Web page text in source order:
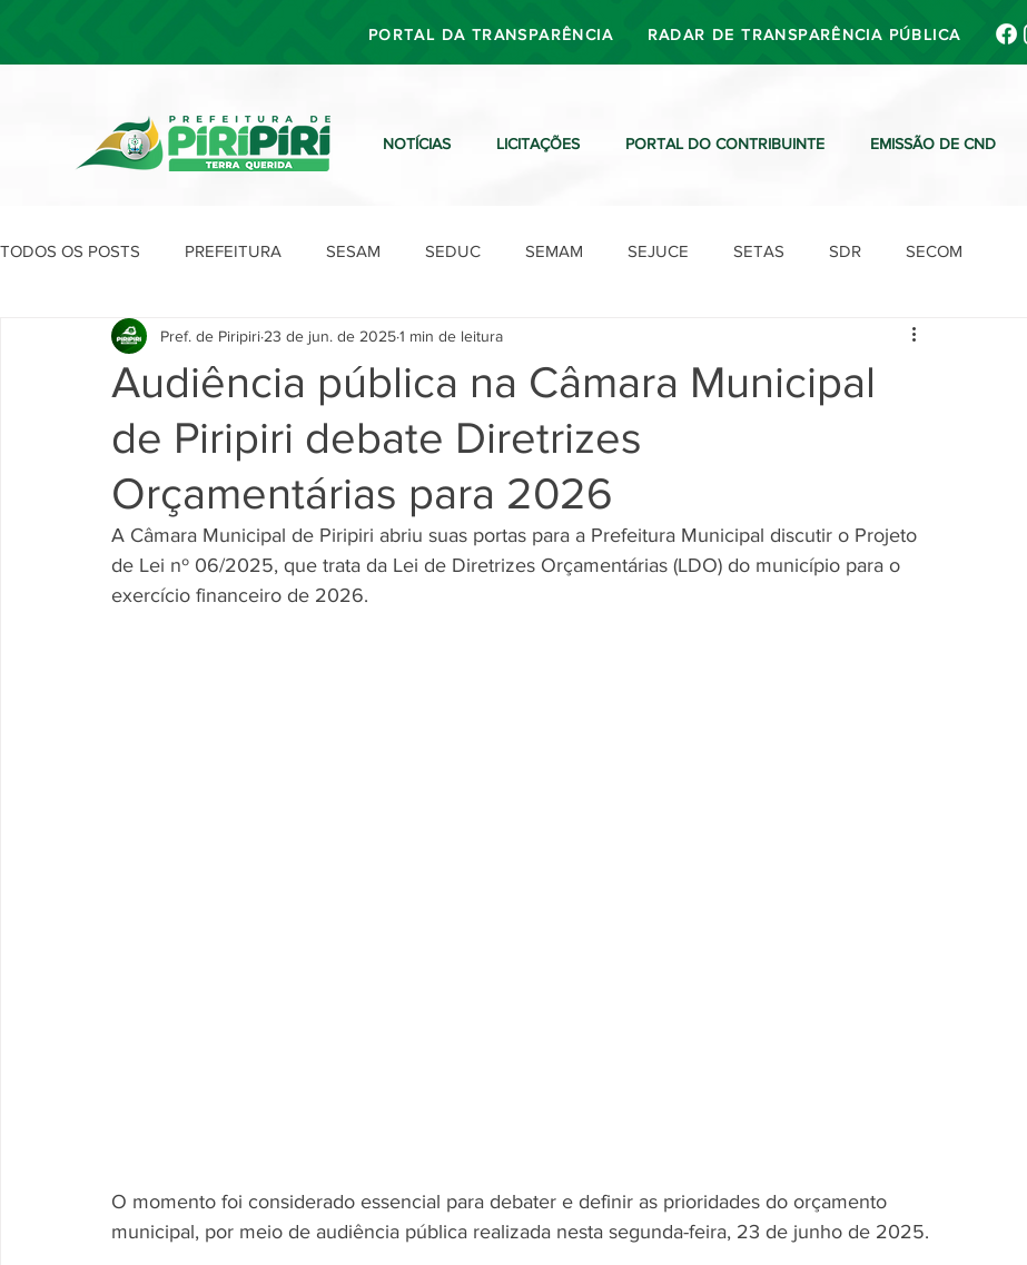
PORTAL DA TRANSPARÊNCIA RADAR DE TRANSPARÊNCIA PÚBLICA
NOTÍCIAS LICITAÇÕES PORTAL DO CONTRIBUINTE EMISSÃO DE CND
TODOS OS POSTS PREFEITURA SESAM SEDUC SEMAM SEJUCE SETAS SDR SECOM
SEAD SEGOV SEPLAN SDU Ouvidoria
Audiência pública na Câmara Municipal
de Piripiri debate Diretrizes
Orçamentárias para 2026
Pref. de Piripiri 23 de jun. de 20251 min de leitura
A Câmara Municipal de Piripiri abriu suas portas para a Prefeitura Municipal discutir o Projeto
de Lei nº 06/2025, que trata da Lei de Diretrizes Orçamentárias (LDO) do município para o
exercício financeiro de 2026.
O momento foi considerado essencial para debater e definir as prioridades do orçamento
municipal, por meio de audiência pública realizada nesta segunda-feira, 23 de junho de 2025.